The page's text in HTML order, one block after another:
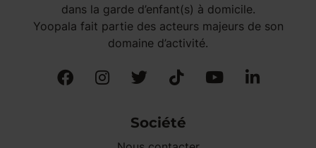
dans la garde d’enfant(s) à domicile.
Yoopala fait partie des acteurs majeurs de son
domaine d’activité.
Société